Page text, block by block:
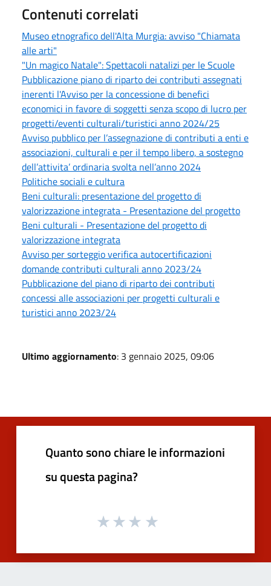
Contenuti correlati
Museo etnografico dell'Alta Murgia: avviso "Chiamata
alle arti"
"Un magico Natale": Spettacoli natalizi per le Scuole
Pubblicazione piano di riparto dei contributi assegnati
inerenti l'Avviso per la concessione di benefici
economici in favore di soggetti senza scopo di lucro per
progetti/eventi culturali/turistici anno 2024/25
Avviso pubblico per l’assegnazione di contributi a enti e
associazioni, culturali e per il tempo libero, a sostegno
dell’attivita’ ordinaria svolta nell’anno 2024
Politiche sociali e cultura
Beni culturali: presentazione del progetto di
valorizzazione integrata - Presentazione del progetto
Beni culturali - Presentazione del progetto di
valorizzazione integrata
Avviso per sorteggio verifica autocertificazioni
domande contributi culturali anno 2023/24
Pubblicazione del piano di riparto dei contributi
concessi alle associazioni per progetti culturali e
turistici anno 2023/24
Ultimo aggiornamento: 3 gennaio 2025, 09:06
Quanto sono chiare le informazioni
su questa pagina?